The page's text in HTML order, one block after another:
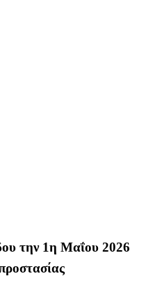
την 1η Μαΐου 2026